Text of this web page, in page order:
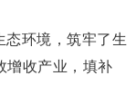
环境，筑牢了生
增收产业，填补